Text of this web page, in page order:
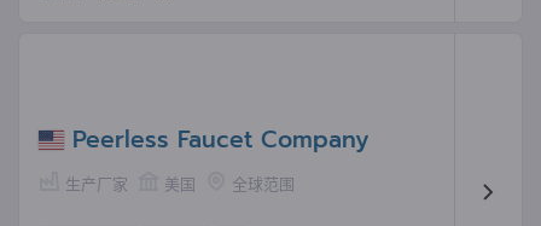
Peerless Faucet Company
生产厂家 美国 全球范围